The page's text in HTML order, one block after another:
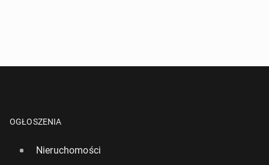
OGŁOSZENIA
Nieruchomości